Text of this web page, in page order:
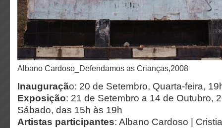
Albano Cardoso_Defendamos as Crianças,2008
Inauguração: 20 de Setembro, Quarta-feira,
Exposição: 21 de Setembro a 14 de Outubro,
Sábado, das 15h às 19h
Artistas participantes: Albano Cardoso |